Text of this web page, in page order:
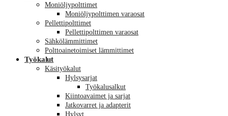
Moniöljypolttimet
Moniöljypolttimen varaosat
Pellettipolttimet
Pellettipolttimen varaosat
Sähkölämmittimet
Polttoainetoimiset lämmittimet
Työkalut
Käsityökalut
Hylsysarjat
Työkalusalkut
Kiintoavaimet ja sarjat
Jatkovarret ja adapterit
Hylsyt